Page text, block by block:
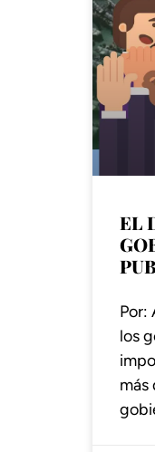
EL
Por:
los
más